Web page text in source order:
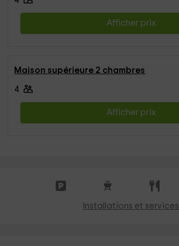
Afficher prix
Maison supérieure 2 chambres
4
Afficher prix
Installations et services